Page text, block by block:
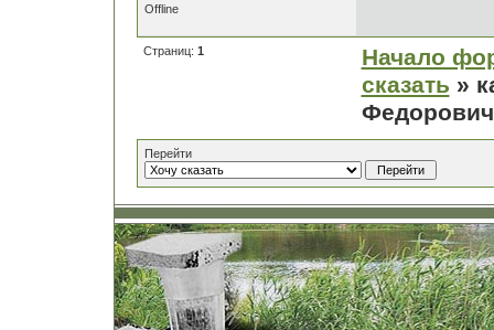
Offline
Страниц: 1
Начало
сказать »
Перейти